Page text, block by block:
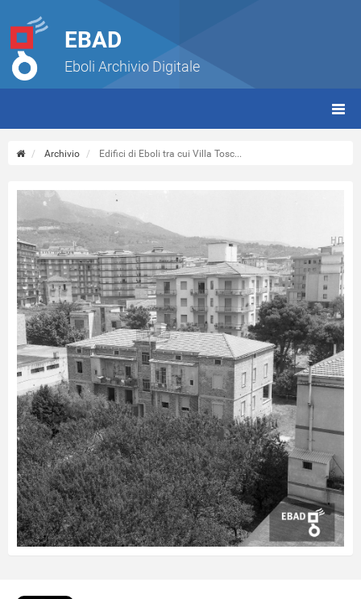
EBAD
Eboli Archivio Digitale
Archivio Edifici di Eboli tra cui Villa Tosc...